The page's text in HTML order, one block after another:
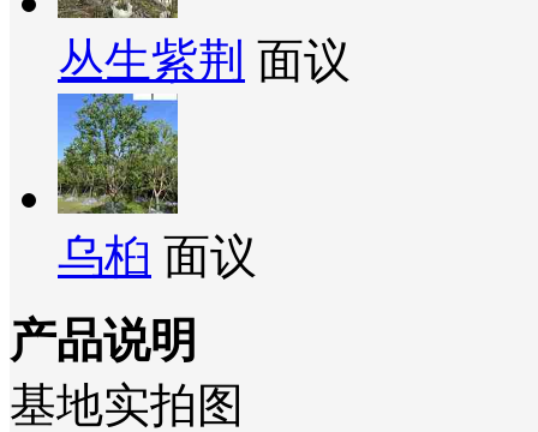
丛生紫荆 面议
乌桕 面议
产品说明
基地实拍图